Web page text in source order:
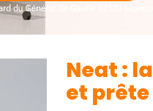
du Général de Gaulle 92120
Neat :
et